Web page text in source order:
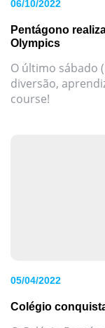
06/10/2022
Pentágono
Olympics
O último sábado
diversão,
course!
05/04/2022
Colégio